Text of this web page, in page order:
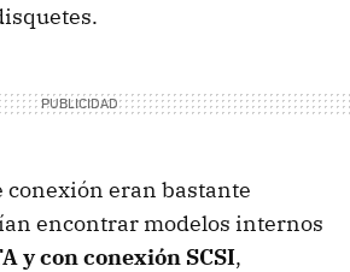
conexión eran bastante
encontrar modelos internos
y con conexión SCSI,